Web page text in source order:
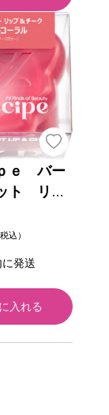
ｅ バー
ト リッ
１ ＿
込）
発送
入れる